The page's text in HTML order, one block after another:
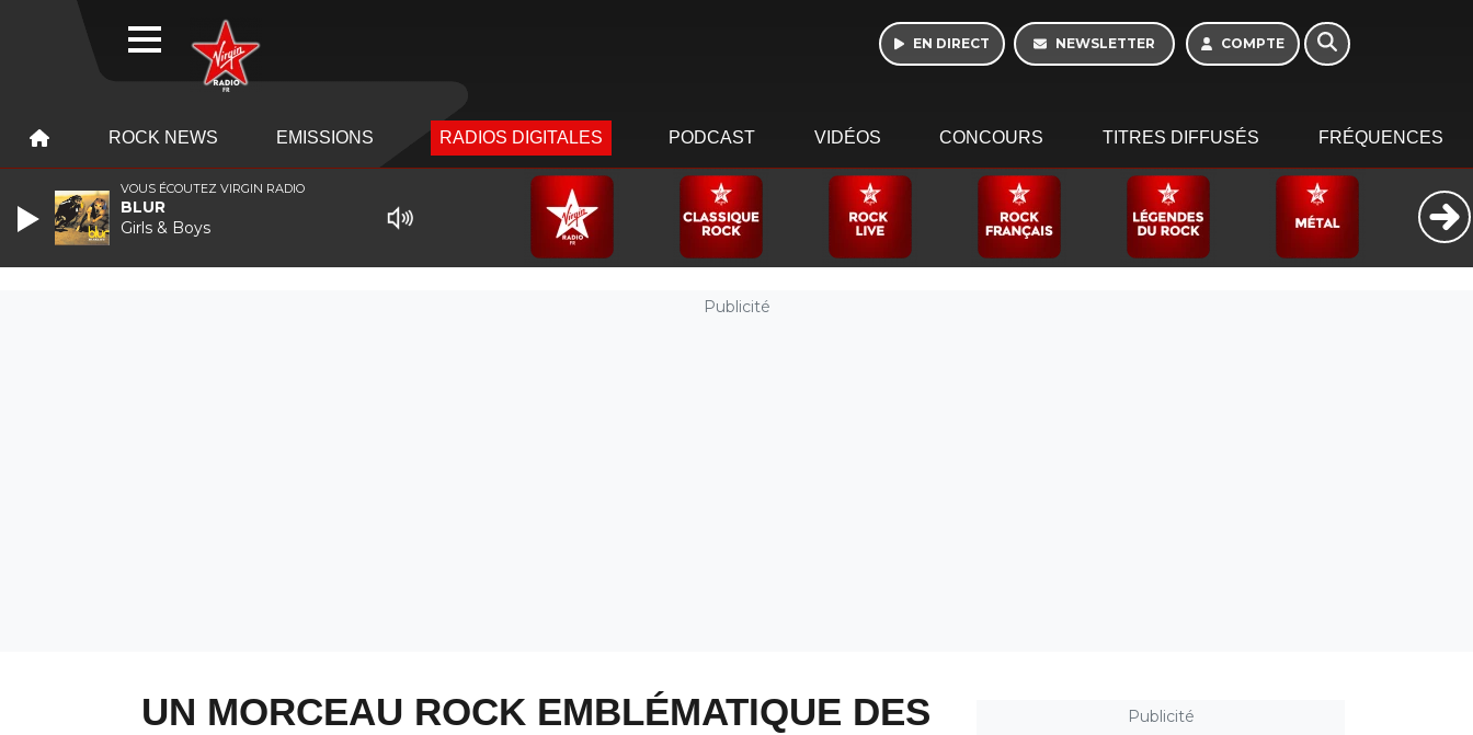
EN DIRECT NEWSLETTER COMPTE
ROCK NEWS EMISSIONS RADIOS DIGITALES PODCAST VIDÉOS CONCOURS TITRES DIFFUSÉS FRÉQUENCES
Publicité
UN MORCEAU ROCK EMBLÉMATIQUE DES
Publicité
VOUS ÉCOUTEZ VIRGIN RADIO
BLUR
Girls & Boys
WEBRADIO
10h - 13h